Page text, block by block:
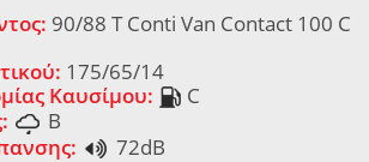
90/88 T Conti Van Contact 100 C
175/65/14
Καυσίμου:
C
B
72dB